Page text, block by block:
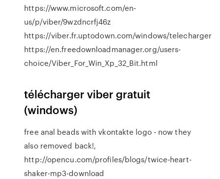
https://www.microsoft.com/en-
us/p/viber/9wzdncrfj46z
https://viber.fr.uptodown.com/windows/telecharger
https://en.freedownloadmanager.org/users-
choice/Viber_For_Win_Xp_32_Bit.html
télécharger viber gratuit
(windows)
free anal beads with vkontakte logo - now they
also removed back!,
http://opencu.com/profiles/blogs/twice-heart-
shaker-mp3-download